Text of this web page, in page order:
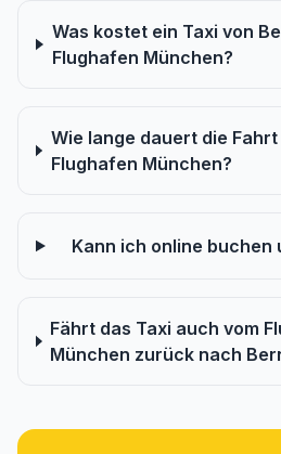
Was kostet ein Taxi von
Flughafen München?
Wie lange dauert die
Flughafen München?
Kann ich online buchen
Fährt das Taxi auch vom
München zurück nach